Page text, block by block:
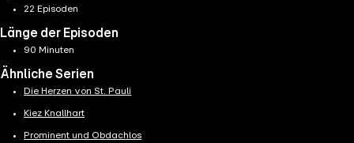
22 Episoden
Länge der Episoden
90 Minuten
Ähnliche Serien
Die Herzen von St. Pauli
Kiez Knallhart
Prominent und Obdachlos